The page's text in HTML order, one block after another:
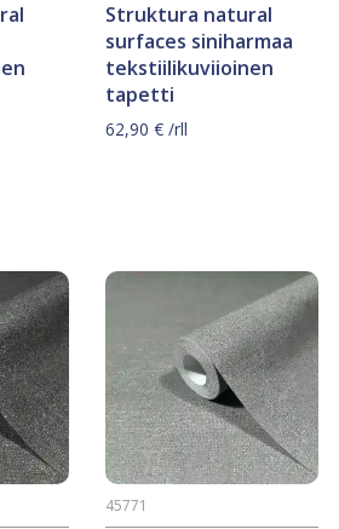
Struktura natural
surfaces siniharmaa
tekstiilikuviioinen
tapetti
62,90€ /rll
45771